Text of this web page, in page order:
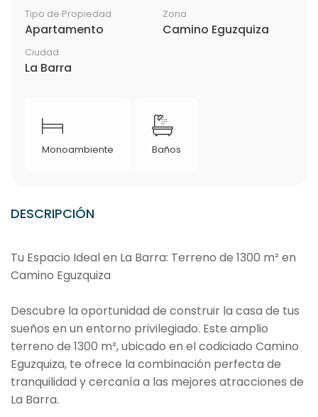
Tipo de Propiedad
Apartamento
Zona
Camino Eguzquiza
Ciudad
La Barra
Monoambiente Baños
DESCRIPCIÓN
Tu Espacio Ideal en La Barra: Terreno de 1300 m² en
Camino Eguzquiza
Descubre la oportunidad de construir la casa de tus
sueños en un entorno privilegiado. Este amplio
terreno de 1300 m², ubicado en el codiciado Camino
Eguzquiza, te ofrece la combinación perfecta de
tranquilidad y cercanía a las mejores atracciones de
La Barra.